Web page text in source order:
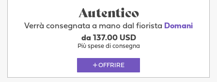
Autentico
Verrà consegnata a mano dal fiorista Domani
da 137.00 USD
Più spese di consegna
OFFRIRE